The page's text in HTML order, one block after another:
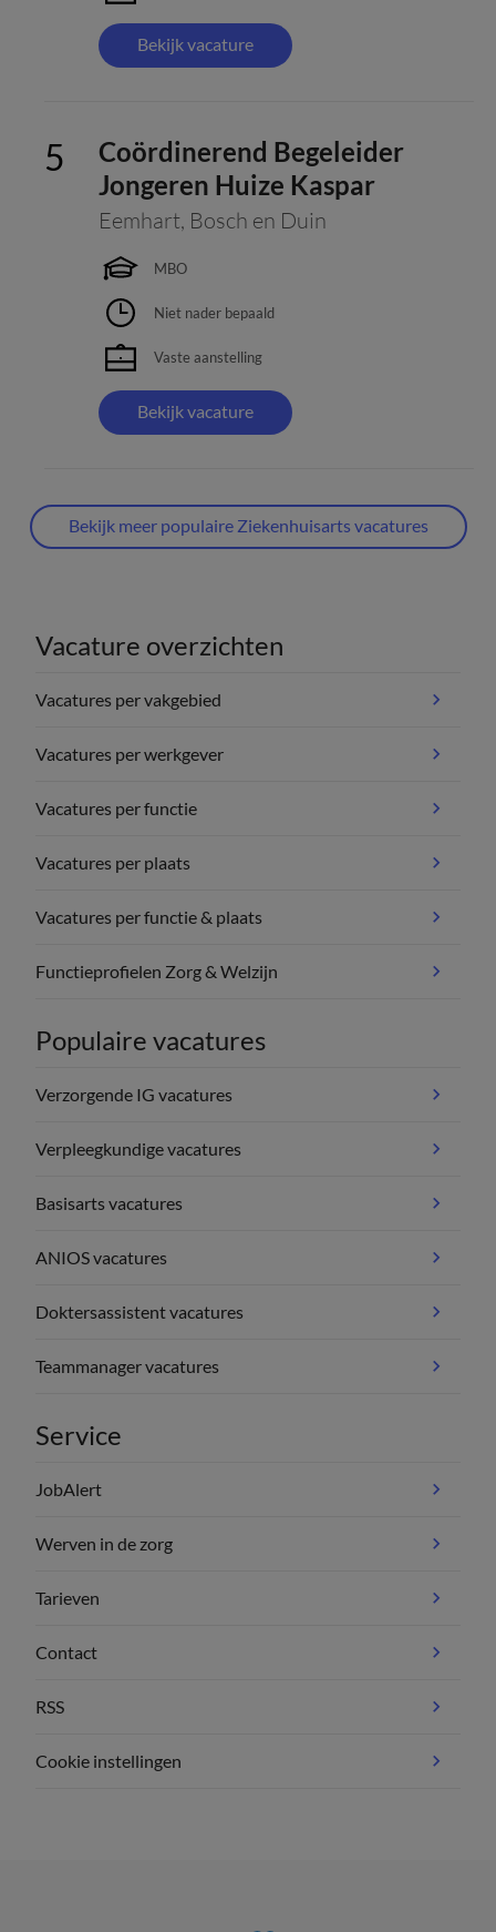
Bekijk vacature
Coördinerend Begeleider
Jongeren Huize Kaspar
Eemhart, Bosch en Duin
MBO
Niet nader bepaald
Vaste aanstelling
Bekijk vacature
Bekijk meer populaire Ziekenhuisarts vacatures
Vacature overzichten
Vacatures per vakgebied
Vacatures per werkgever
Vacatures per functie
Vacatures per plaats
Vacatures per functie & plaats
Functieprofielen Zorg & Welzijn
Populaire vacatures
Verzorgende IG vacatures
Verpleegkundige vacatures
Basisarts vacatures
ANIOS vacatures
Doktersassistent vacatures
Teammanager vacatures
Service
JobAlert
Werven in de zorg
Tarieven
Contact
RSS
Cookie instellingen